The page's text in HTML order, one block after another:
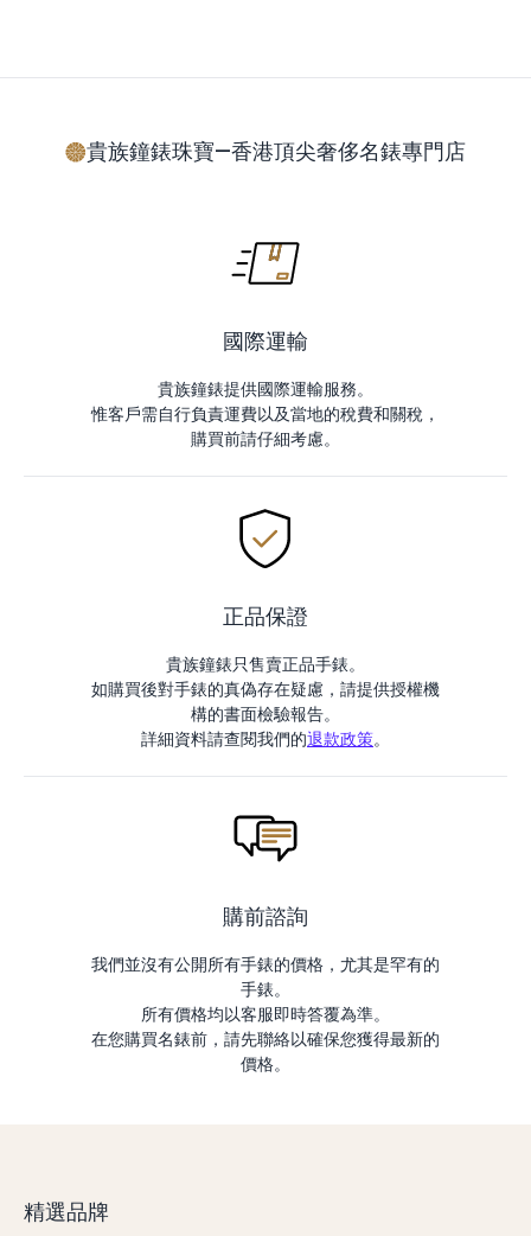
貴族鐘錶珠寶—香港頂尖奢侈名錶專門店
國際運輸
貴族鐘錶提供國際運輸服務。
惟客戶需自行負責運費以及當地的稅費和關稅，
購買前請仔細考慮。
正品保證
貴族鐘錶只售賣正品手錶。
如購買後對手錶的真偽存在疑慮，請提供授權機
構的書面檢驗報告。
詳細資料請查閱我們的退款政策。
購前諮詢
我們並沒有公開所有手錶的價格，尤其是罕有的
手錶。
所有價格均以客服即時答覆為準。
在您購買名錶前，請先聯絡以確保您獲得最新的
價格。
精選品牌